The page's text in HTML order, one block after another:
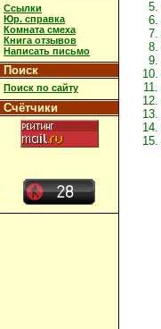
Ссылки
Юр. справка
Комната смеха
Книга отзывов
Написать письмо
Поиск
Поиск по сайту
Счётчики